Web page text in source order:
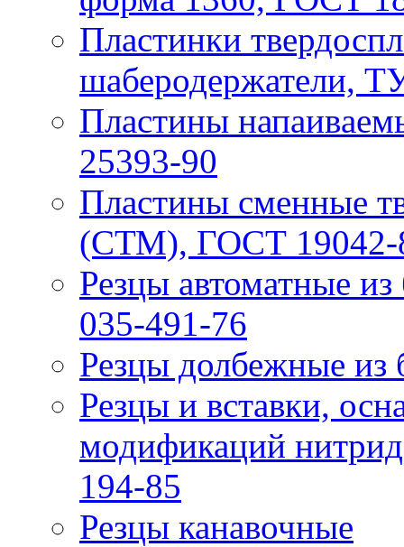
Пластинки
шаберодержатели,
Пластины
25393-90
Пластины сменные
(СТМ), ГОСТ 19042-
Резцы автоматные
035-491-76
Резцы долбежные
Резцы и вставки,
модификаций
194-85
Резцы канавочные